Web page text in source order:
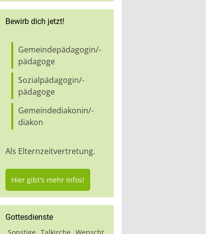
Bewirb dich jetzt!
Gemeindepädagogin/-
pädagoge
Sozialpädagogin/-
pädagoge
Gemeindediakonin/-
diakon
Als Elternzeitvertretung.
Hier gibt's mehr Infos!
Gottesdienste